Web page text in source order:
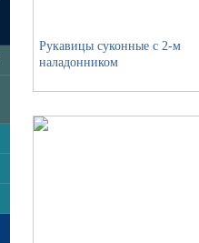
Рукавицы суконные с 2-м
наладонником